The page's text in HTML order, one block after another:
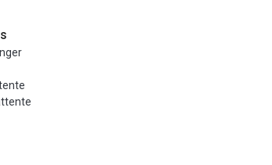
networking, tournois, jeux, activités